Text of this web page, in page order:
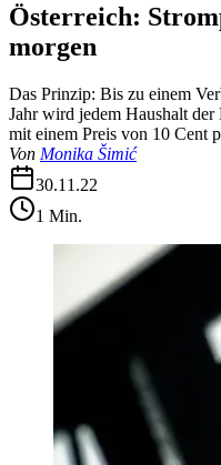
Österreich:
morgen
Das Prinzip: Bis zu einem
Jahr wird jedem Haushalt
mit einem Preis von 10 Cent
Von Monika Šimić
30.11.22
1 Min.